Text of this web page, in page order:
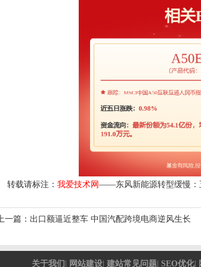
转载请标注： 我爱技术网 ——东风新能源转型缓慢
上一篇： 出口额逼近整车 中国汽配跨境电商逆风生长
关于我们 网站建设| 建站常见问题 SEO优化|